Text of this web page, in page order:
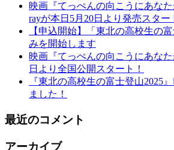
映画『てっぺんの向こうにあな
rayが本日5月20日より発売スター
【申込開始】「東北の高校生の
みを開始します
映画『てっぺんの向こうにあな
日より全国公開スタート！
『東北の高校生の富士登山2025
ました！
最近のコメント
アーカイブ